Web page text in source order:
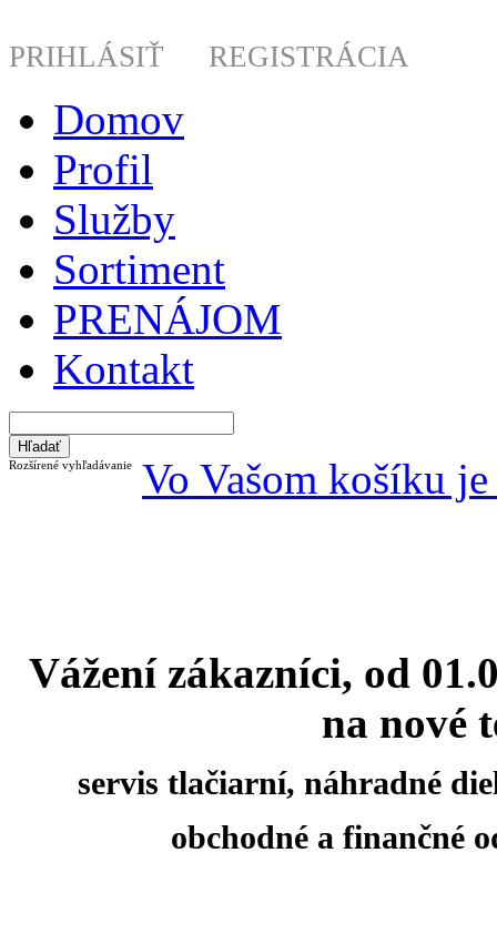
PRIHLÁSIŤ REGISTRÁCIA
Domov
Profil
Služby
Sortiment
PRENÁJOM
Kontakt
Rozšírené vyhľadávanie Vo Vašom košíku
Vážení zákazníci, od
na nové
servis tlačiarní, náhradné
obchodné a finančné